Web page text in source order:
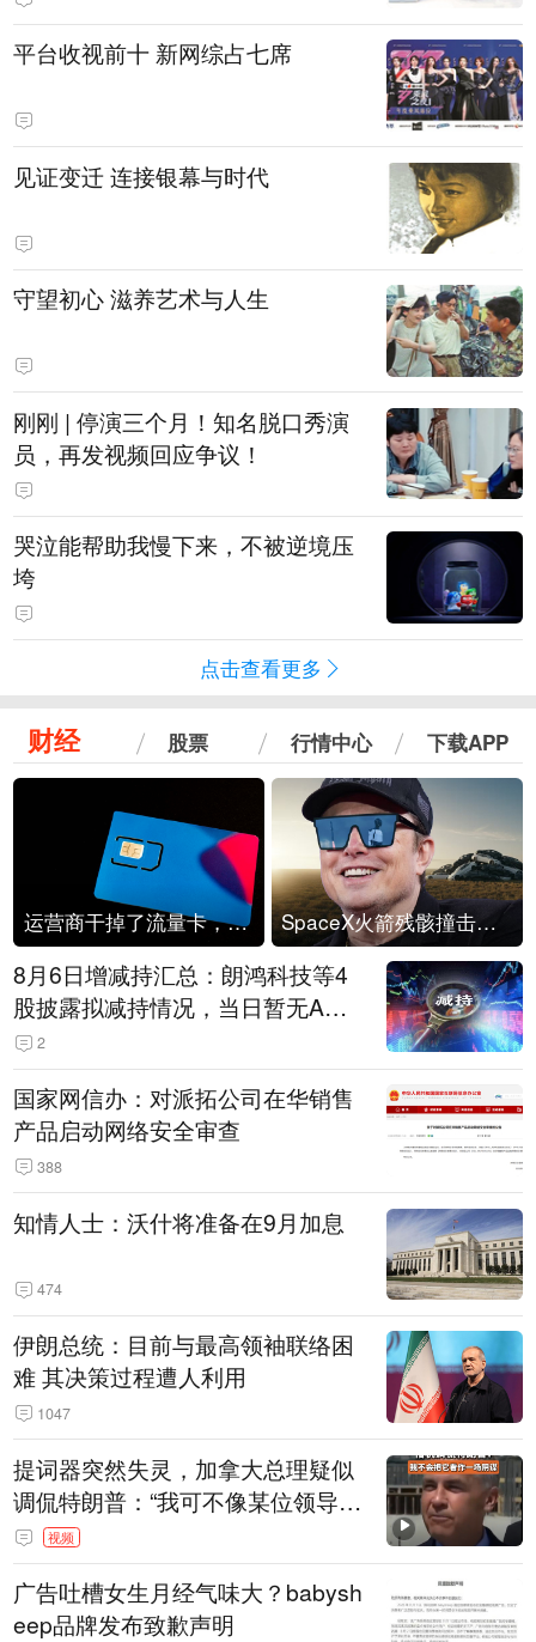
平台收视前十 新网综占七席
见证变迁 连接银幕与时代
守望初心 滋养艺术与人生
刚刚 | 停演三个月！知名脱口秀演
员，再发视频回应争议！
哭泣能帮助我慢下来，不被逆境压
垮
点击查看更多
财经 股票 行情中心 下载APP
运营商干掉了流量卡，他们真的玩不起了 SpaceX火箭残骸撞击月球
8月6日增减持汇总：朗鸿科技等4
股披露拟减持情况，当日暂无A股
公司披露拟增持情况（表）
2
国家网信办：对派拓公司在华销售
产品启动网络安全审查
388
知情人士：沃什将准备在9月加息
474
伊朗总统：目前与最高领袖联络困
难 其决策过程遭人利用
1047
提词器突然失灵，加拿大总理疑似
调侃特朗普：“我可不像某位领导
人，把这当成一场阴谋”，全场哄笑
视频
广告吐槽女生月经气味大？babysh
eep品牌发布致歉声明